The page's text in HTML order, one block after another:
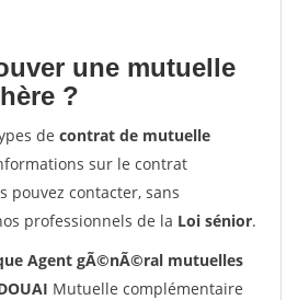
une mutuelle
?
de contrat de mutuelle
sur le contrat
pouvez contacter, sans
professionnels de la Loi sénior.
Agent gÃ©nÃ©ral mutuelles
Mutuelle complémentaire